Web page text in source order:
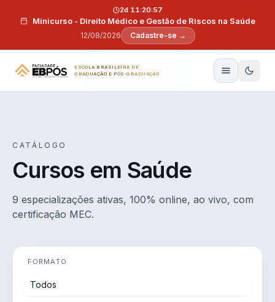
Minicurso - Direito Médico e Gestão de Riscos na Saúde
12/08/2026
2d 11:20:57
Cadastre-se →
ESCOLA BRASILEIRA DE
GRADUAÇÃO E PÓS-GRADUAÇÃO
CATÁLOGO
Cursos em Saúde
9 especializações ativas, 100% online, ao vivo, com
certificação MEC.
FORMATO
Todos